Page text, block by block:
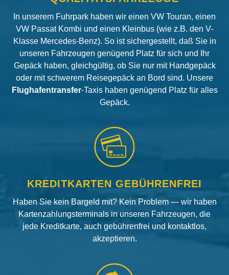
In unserem Fuhrpark haben wir einen VW Touran, einen
VW Passat Kombi und einen Kleinbus (wie z.B. den V-
Klasse Mercedes-Benz). So ist sichergestellt, daß Sie in
unseren Fahrzeugen genügend Platz für sich und Ihr
Gepäck haben, gleichgültig, ob Sie nur mit Handgepäck
oder mit schwerem Reisegepäck an Bord sind. Unsere
Flughafentransfer-Taxis haben genügend Platz für alles
Gepäck.
KREDITKARTEN GEBÜHRENFREI
Haben Sie kein Bargeld mit? Kein Problem — wir haben
Kartenzahlungsterminals in unseren Fahrzeugen, die
jede Kreditkarte, auch gebührenfrei und kontaktlos,
akzeptieren.